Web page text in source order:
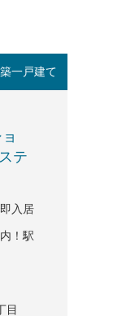
一戸建て
テ
入居
！駅
目